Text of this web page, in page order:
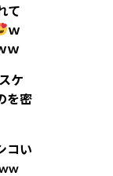
て
ｗ
ｗ
ケ
を密
コい